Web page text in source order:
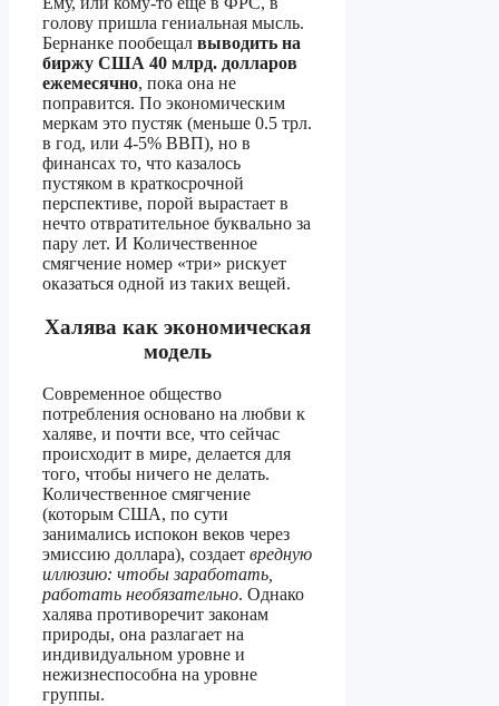
голову пришла гениальная мысль.
Бернанке пообещал выводить на
биржу США 40 млрд. долларов
ежемесячно, пока она не
поправится. По экономическим
меркам это пустяк (меньше 0.5 трл.
в год, или 4-5% ВВП), но в
финансах то, что казалось
пустяком в краткосрочной
перспективе, порой вырастает в
нечто отвратительное буквально за
пару лет. И Количественное
смягчение номер «три» рискует
оказаться одной из таких вещей.
Халява как экономическая
модель
Современное общество
потребления основано на любви к
халяве, и почти все, что сейчас
происходит в мире, делается для
того, чтобы ничего не делать.
Количественное смягчение
(которым США, по сути
занимались испокон веков через
эмиссию доллара), создает вредную
иллюзию: чтобы заработать,
работать необязательно. Однако
халява противоречит законам
природы, она разлагает на
индивидуальном уровне и
нежизнеспособна на уровне
группы.